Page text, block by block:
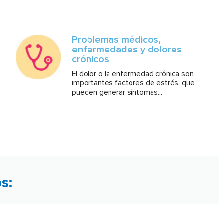
Problemas médicos,
enfermedades y dolores
crónicos
El dolor o la enfermedad crónica son
importantes factores de estrés, que
pueden generar síntomas...